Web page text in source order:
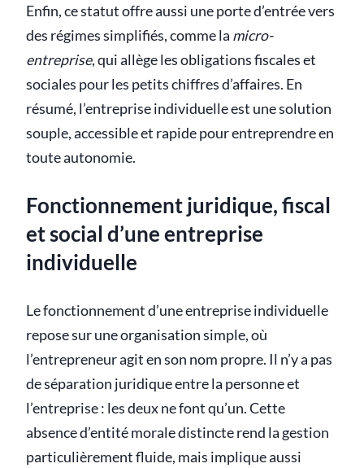
Enfin, ce statut offre aussi une porte d’entrée vers
des régimes simplifiés, comme la micro-
entreprise, qui allège les obligations fiscales et
sociales pour les petits chiffres d’affaires. En
résumé, l’entreprise individuelle est une solution
souple, accessible et rapide pour entreprendre en
toute autonomie.
Fonctionnement juridique, fiscal
et social d’une entreprise
individuelle
Le fonctionnement d’une entreprise individuelle
repose sur une organisation simple, où
l’entrepreneur agit en son nom propre. Il n’y a pas
de séparation juridique entre la personne et
l’entreprise : les deux ne font qu’un. Cette
absence d’entité morale distincte rend la gestion
particulièrement fluide, mais implique aussi